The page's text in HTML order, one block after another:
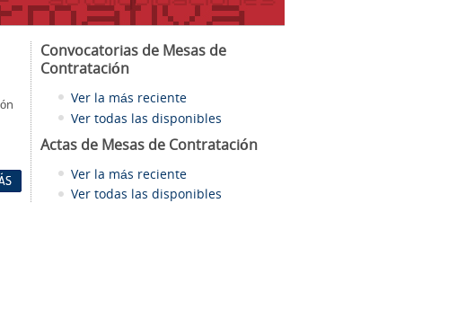
Convocatorias de Mesas de
Contratación
Ver la más reciente
Ver todas las disponibles
Actas de Mesas de Contratación
Ver la más reciente
Ver todas las disponibles